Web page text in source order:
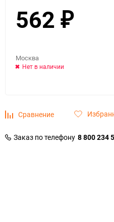
562 ₽
Москва
Нет в наличии
Сравнение
Заказ по телефону 8 800 234